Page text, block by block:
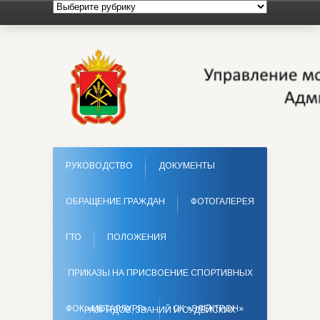
РУКОВОДСТВО ДОКУМЕНТЫ
ОБРАЩЕНИЕ ГРАЖДАН ФОТОГАЛЕРЕЯ
ГТО ПОЛОЖЕНИЯ
ПРИКАЗЫ НА ПРИСВОЕНИЕ СПОРТИВНЫХ
РАЗРЯДОВ, ЗВАНИЙ И СУДЕЙСКИХ
ФОК «МЕТАЛЛУРГ» СК «ЭЛЕКТРОН»